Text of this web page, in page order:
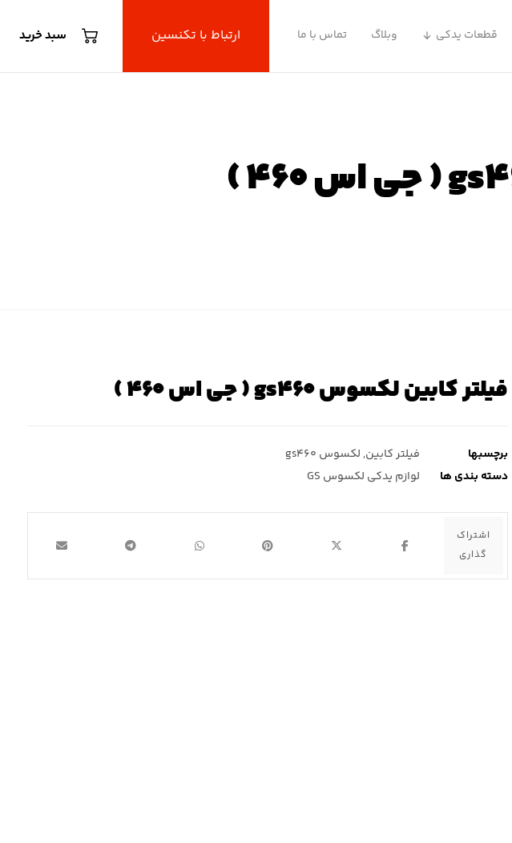
سبد خرید ارتباط با تکنسین قطعات یدکی وبلاگ تماس با ما
فیلتر کابین لکسوس gs۴۶۰ ( جی اس ۴۶۰ )
برچسبها فیلتر کابین, لکسوس gs۴۶۰
دسته بندی ها
لوازم یدکی لکسوس GS